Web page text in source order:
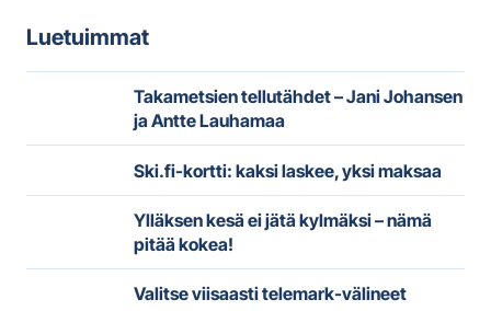
Luetuimmat
Takametsien tellutähdet – Jani Johansen
ja Antte Lauhamaa
Ski.fi-kortti: kaksi laskee, yksi maksaa
Ylläksen kesä ei jätä kylmäksi – nämä
pitää kokea!
Valitse viisaasti telemark-välineet